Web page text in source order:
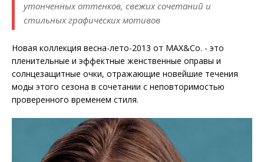
утонченных оттенков, свежих сочетаний и
стильных графических мотивов
Новая коллекция весна-лето-2013 от MAX&Co. - это
пленительные и эффектные женственные оправы и
солнцезащитные очки, отражающие новейшие течения
моды этого сезона в сочетании с неповторимостью
проверенного временем стиля.